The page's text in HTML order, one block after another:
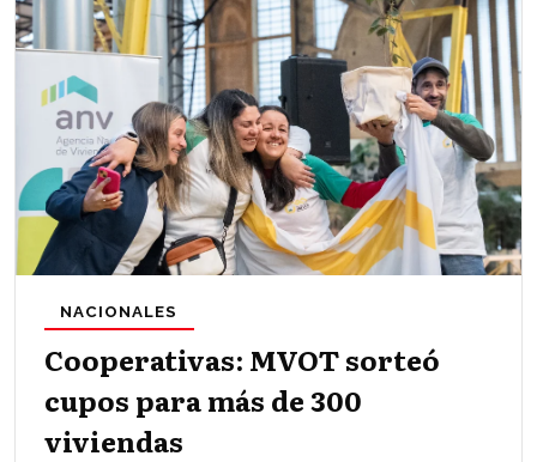
Cooperativas: MVOT sorteó
cupos para más de 300
viviendas
NACIONALES